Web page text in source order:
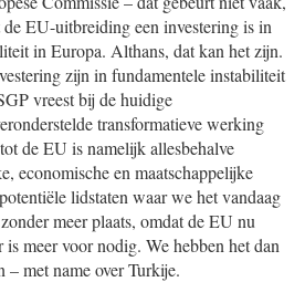
EU-uitbreiding een investering is in
in Europa. Althans, dat kan het zijn.
zijn in fundamentele instabiliteit
vreest bij de huidige
transformatieve werking
de EU is namelijk allesbehalve
economische en maatschappelijke
lidstaten waar we het vandaag
meer plaats, omdat de EU nu
meer voor nodig. We hebben het dan
– met name over Turkije.